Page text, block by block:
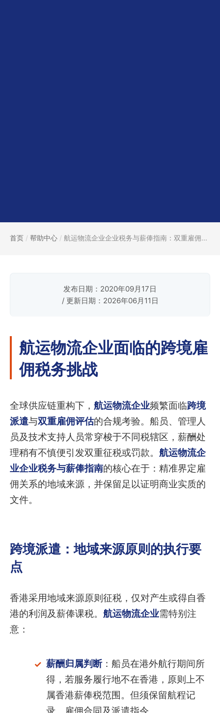
首页 / 帮助中心 / 航运物流企业企业税务与薪俸指南：双重雇佣...
发布日期：2020年09月17日
/ 更新日期：2026年06月11日
航运物流企业面临的跨境雇
佣税务挑战
全球供应链重构下， 航运物流企业频繁面临跨境
派遣与双重雇佣评估的合规考验。船员、管理人
员及技术支持人员常穿梭于不同税辖区，薪酬处
理稍有不慎便引发双重征税或罚款。 航运物流企
业企业税务与薪俸指南的核心在于：精准界定雇
佣关系的地域来源，并保留足以证明商业实质的
文件。
跨境派遣：地域来源原则的执行要
点
香港采用地域来源原则征税，仅对产生或得自香
港的利润及薪俸课税。 航运物流企业需特别注
意：
薪酬归属判断：船员在港外航行期间所
得，若服务履行地不在香港，原则上不
属香港薪俸税范围。但须保留航程记